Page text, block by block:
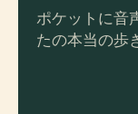
ポケットに音
たの本当の歩